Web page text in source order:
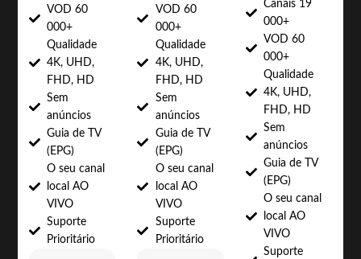
VOD 60
000+
Qualidade
4K, UHD,
FHD, HD
Sem
anúncios
Guia de TV
(EPG)
O seu canal
local AO
VIVO
Suporte
Prioritário
VOD 60
000+
Qualidade
4K, UHD,
FHD, HD
Sem
anúncios
Guia de TV
(EPG)
O seu canal
local AO
VIVO
Suporte
Prioritário
Canais 19
000+
VOD 60
000+
Qualidade
4K, UHD,
FHD, HD
Sem
anúncios
Guia de TV
(EPG)
O seu canal
local AO
VIVO
Suporte